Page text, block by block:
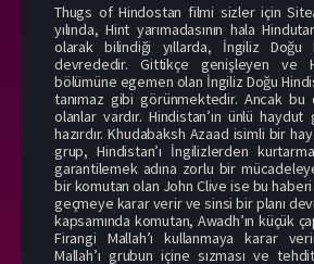
Thugs of Hindostan filmi sizler için
yılında, Hint yarımadasının hala
olarak bilindiği yıllarda, İngiliz Doğu
devrededir. Gittikçe genişleyen ve
bölümüne egemen olan İngiliz Doğu
tanımaz gibi görünmektedir. Ancak bu
olanlar vardır. Hindistan’ın ünlü
hazırdır. Khudabaksh Azaad isimli bir
grup, Hindistan’ı İngilizlerden
garantilemek adına zorlu bir mücadeleye
bir komutan olan John Clive ise bu haberi
geçmeye karar verir ve sinsi bir planı
kapsamında komutan, Awadh’ın küçük
Firangi Mallah’ı kullanmaya karar
Mallah’ı grubun içine sızması ve